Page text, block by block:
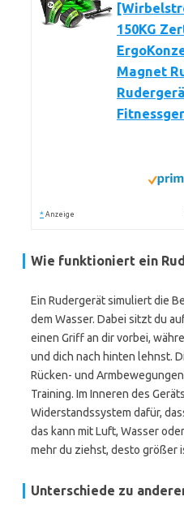
150KG
Magnet
* Anzeige
Wie funktioniert ein
Ein Rudergerät simuliert die
dem Wasser. Dabei sitzt du
einen Griff an dir vorbei,
und dich nach hinten lehnst.
Rücken- und
Training. Im Inneren des
Widerstandssystem dafür,
das kann mit Luft, Wasser
mehr du ziehst, desto größer
Unterschiede zu